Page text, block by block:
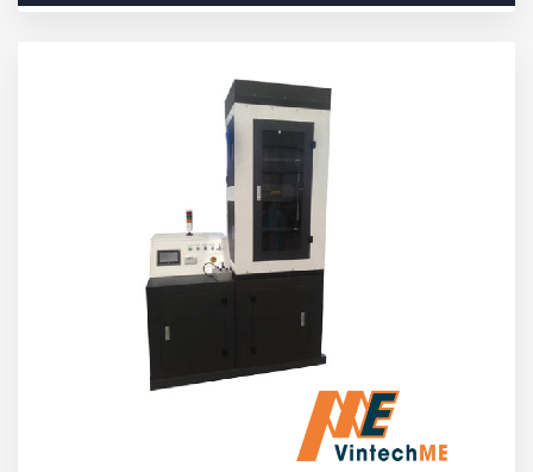
MÁY THỬ NGHIỆM MỎI LÒ XO KPD (1221)
Máy thử mỏi lò xo có thể được sử dụng để thử
nghiệm độ bền kéo hoặc nén của các lò xo xoắn
nhỏ hoặc các bộ phận đàn hồi khác. Sau khi lắp đặt
thiết bị phụ trợ, máy cũng có thể được sử dụng để
thử nghiệm độ bền của các bộ phận, lò xo nút và
các trường hợp yêu cầu thử nghiệm độ bền khác.